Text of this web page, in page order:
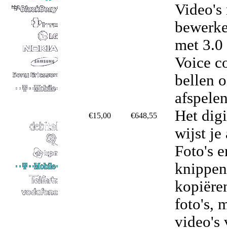
€15,00 €648,55
Video's
met 3.0
Voice
bellen
Het
wijst je
Foto's
foto's,
video's